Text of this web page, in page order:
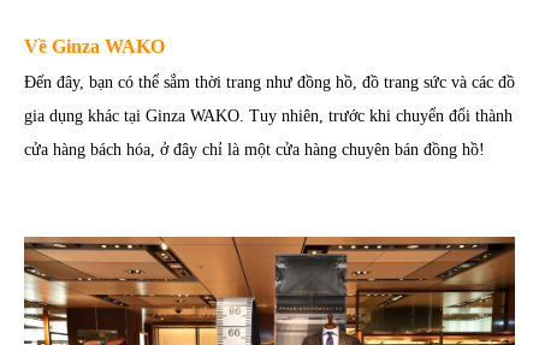
Về Ginza WAKO
Đến đây, bạn có thể sắm thời trang như đồng hồ, đồ trang sức và các đồ
gia dụng khác tại Ginza WAKO. Tuy nhiên, trước khi chuyển đổi thành
cửa hàng bách hóa, ở đây chỉ là một cửa hàng chuyên bán đồng hồ!